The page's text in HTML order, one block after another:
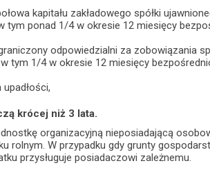
kapitału zakładowego spółki
ponad 1/4 w okresie 12 miesięcy
odpowiedzialni za zobowiązania
tym 1/4 w okresie 12 miesięcy
krócej niż 3 lata.
organizacyjną nieposiadającą
rolnym. W przypadku gdy grunty
przysługuje posiadaczowi zależnemu.